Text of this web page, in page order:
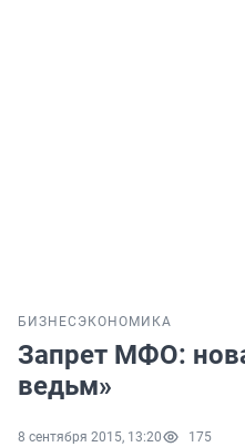
БИЗНЕС ЭКОНОМИКА
Запрет МФО:
ведьм»
8 сентября 2015, 13:20 175